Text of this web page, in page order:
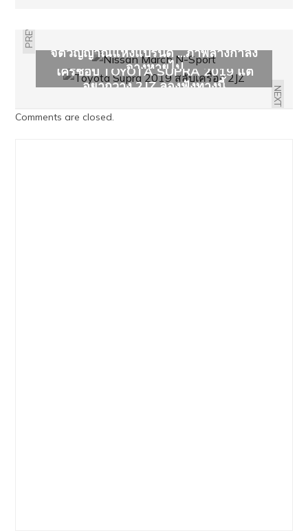
PREVIOUS
จิตวิญญาณแห่งแบรนด์ ...ภาพลางกำลัง
จางหายไป
NEXT
ใครชอบ TOYOTA SUPRA 2019 แต่
อยากวาง 2JZ ลองฟังทางนี้
Comments are closed.